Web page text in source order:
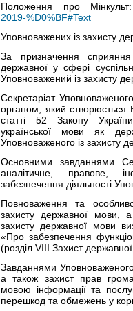
Положення про
2019-%D0%BF#Text
Уповноважених із захисту
За призначення
державної у сфері
Уповноважений із захисту
Секретаріат
органом, який створюється
статті 52 Закону
української мови як
Уповноваженого із захисту
Основними завданнями
аналітичне, правове,
забезпечення діяльності
Повноваження та
захисту державної мови,
захисту державної мови
«Про забезпечення
(розділ VІІІ Захист
Завданнями
а також захист прав
мовою інформації та
перешкод та обмежень у